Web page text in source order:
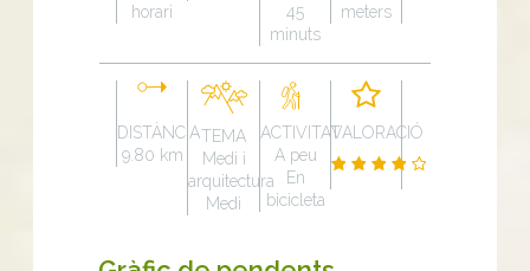
horari
45
minuts
meters
DISTÀNCIA
9.80 km
TEMA
Medi i
arquitectura
Medi
ACTIVITAT
A peu
En
bicicleta
VALORACIÓ